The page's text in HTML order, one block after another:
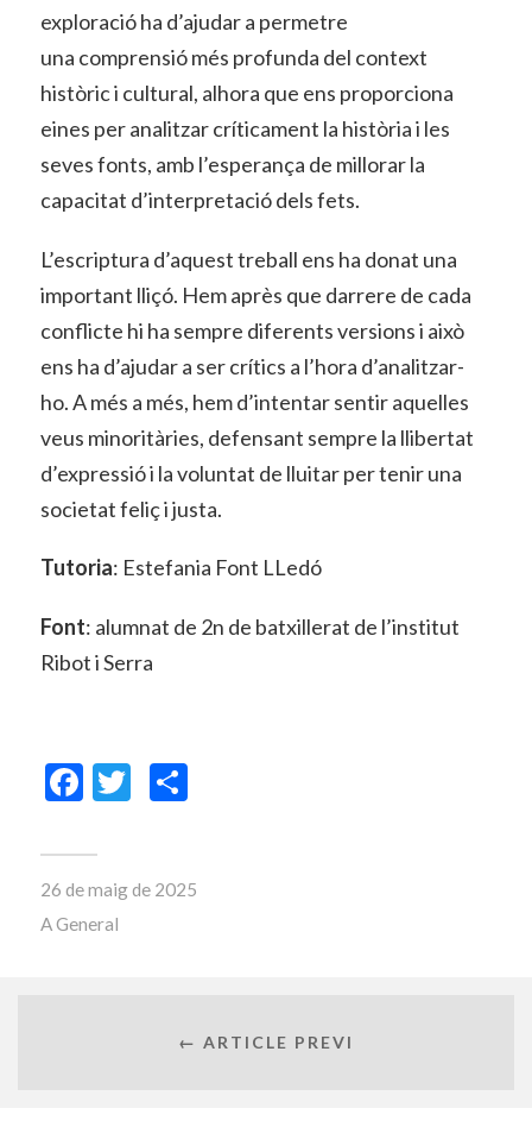
exploració ha d’ajudar a permetre
una comprensió més profunda del context
històric i cultural, alhora que ens proporciona
eines per analitzar críticament la història i les
seves fonts, amb l’esperança de millorar la
capacitat d’interpretació dels fets.
L’escriptura d’aquest treball ens ha donat una
important lliçó. Hem après que darrere de cada
conflicte hi ha sempre diferents versions i això
ens ha d’ajudar a ser crítics a l’hora d’analitzar-
ho. A més a més, hem d’intentar sentir aquelles
veus minoritàries, defensant sempre la llibertat
d’expressió i la voluntat de lluitar per tenir una
societat feliç i justa.
Tutoria: Estefania Font LLedó
Font: alumnat de 2n de batxillerat de l’institut
Ribot i Serra
Facebook
TwitterComparteix
26 de maig de 2025
AGeneral
← ARTICLE PREVI